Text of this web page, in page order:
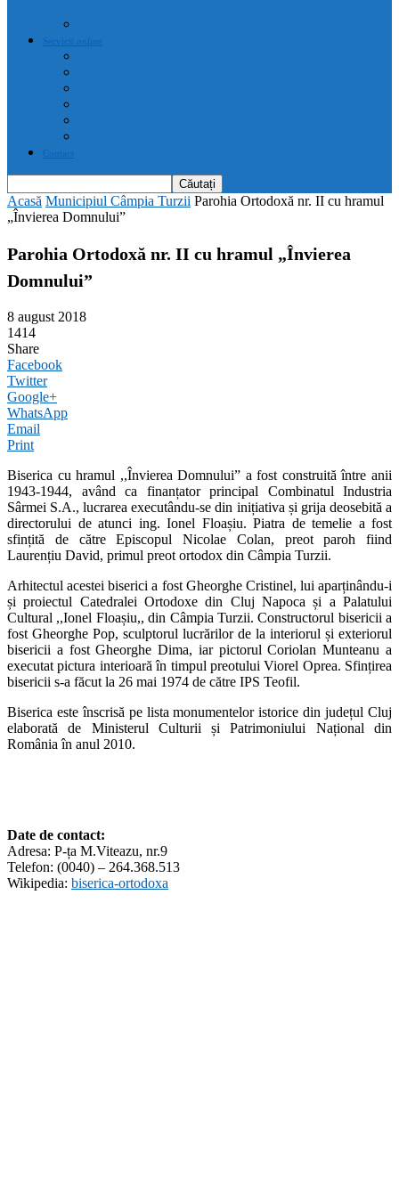
Servicii online
Contact
Acasă Municipiul Câmpia Turzii Parohia Ortodoxă nr. II cu hramul
„Învierea Domnului”
Parohia Ortodoxă nr. II cu hramul „Învierea
Domnului”
8 august 2018
1414
Share
Facebook
Twitter
Google+
WhatsApp
Email
Print
Biserica cu hramul ,,Învierea Domnului” a fost construită între anii
1943-1944, având ca finanțator principal Combinatul Industria
Sârmei S.A., lucrarea executându-se din inițiativa și grija deosebită a
directorului de atunci ing. Ionel Floașiu. Piatra de temelie a fost
sfințită de către Episcopul Nicolae Colan, preot paroh fiind
Laurențiu David, primul preot ortodox din Câmpia Turzii.
Arhitectul acestei biserici a fost Gheorghe Cristinel, lui aparținându-i
și proiectul Catedralei Ortodoxe din Cluj Napoca și a Palatului
Cultural ,,Ionel Floașiu,, din Câmpia Turzii. Constructorul bisericii a
fost Gheorghe Pop, sculptorul lucrărilor de la interiorul și exteriorul
bisericii a fost Gheorghe Dima, iar pictorul Coriolan Munteanu a
executat pictura interioară în timpul preotului Viorel Oprea. Sfințirea
bisericii s-a făcut la 26 mai 1974 de către IPS Teofil.
Biserica este înscrisă pe lista monumentelor istorice din județul Cluj
elaborată de Ministerul Culturii și Patrimoniului Național din
România în anul 2010.
Date de contact:
Adresa: P-ța M.Viteazu, nr.9
Telefon: (0040) – 264.368.513
Wikipedia: biserica-ortodoxa